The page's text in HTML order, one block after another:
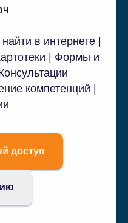
в интернете |
| Формы и
компетенций |
доступ